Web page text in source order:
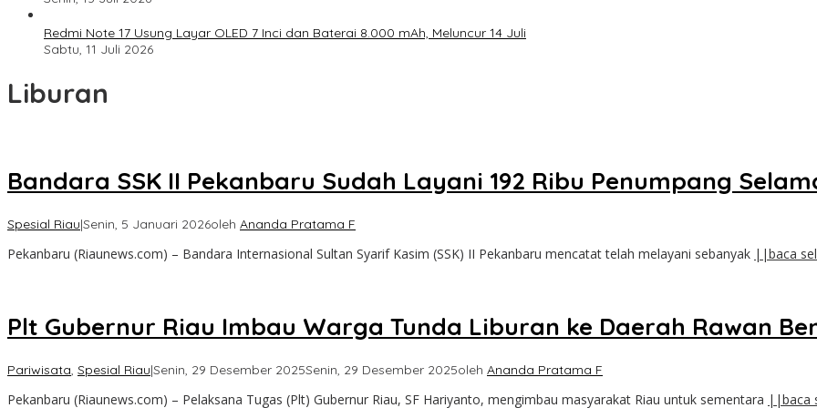
Redmi Note 17 Usung Layar OLED 7 Inci dan Baterai 8.000 mAh, Meluncur 14 Juli
Sabtu, 11 Juli 2026
Liburan
Bandara SSK II Pekanbaru Sudah Layani 192 Ribu Penumpang
Spesial Riau|Senin, 5 Januari 2026oleh Ananda Pratama F
Pekanbaru (Riaunews.com) – Bandara Internasional Sultan Syarif Kasim (SSK) II Pekanbaru mencatat telah melayani sebanyak ||baca
Plt Gubernur Riau Imbau Warga Tunda Liburan ke Daerah Rawan
Pariwisata, Spesial Riau|Senin, 29 Desember 2025Senin, 29 Desember 2025oleh Ananda Pratama F
Pekanbaru (Riaunews.com) – Pelaksana Tugas (Plt) Gubernur Riau, SF Hariyanto, mengimbau masyarakat Riau untuk sementara ||baca